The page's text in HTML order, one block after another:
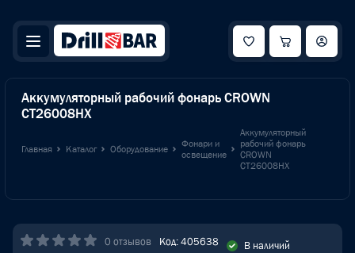
Аккумуляторный рабочий фонарь CROWN
CT26008HX
Главная Каталог Оборудование
Фонари и
освещение
Аккумуляторный
рабочий фонарь
CROWN
CT26008HX
0 отзывов Код: 405638 В наличий